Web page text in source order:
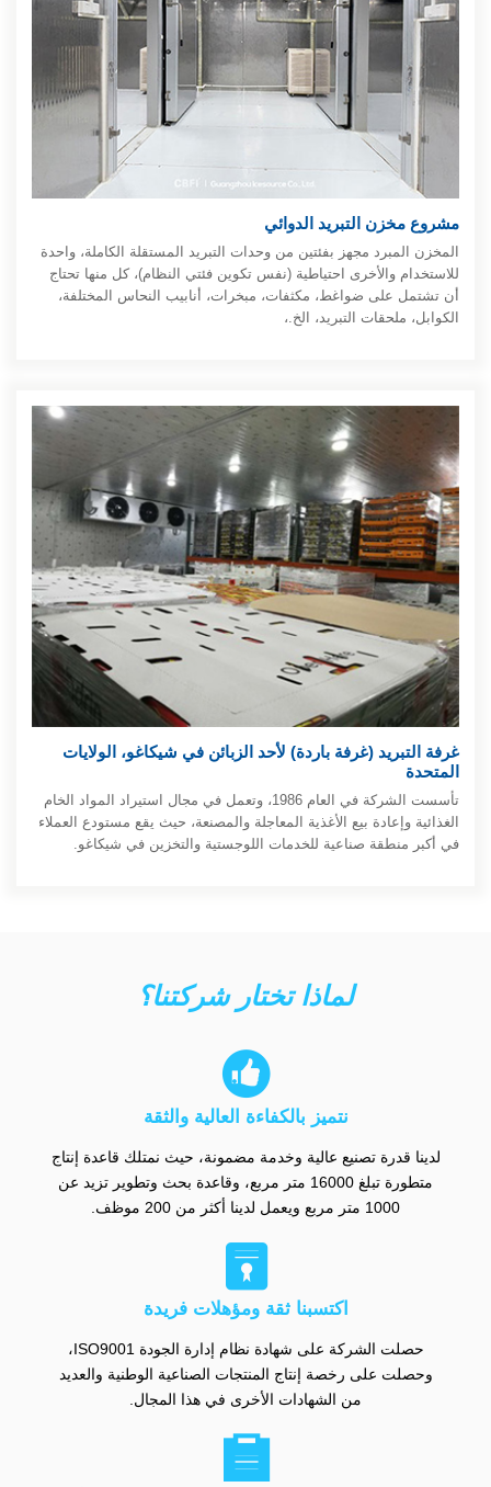
مشروع مخزن التبريد الدوائي
المخزن المبرد مجهز بفئتين من وحدات التبريد المستقلة الكاملة، واحدة
للاستخدام والأخرى احتياطية (نفس تكوين فئتي النظام)، كل منها تحتاج
أن تشتمل على ضواغط، مكثفات، مبخرات، أنابيب النحاس المختلفة،
الكوابل، ملحقات التبريد، الخ.،
غرفة التبريد (غرفة باردة) لأحد الزبائن في شيكاغو، الولايات
المتحدة
تأسست الشركة في العام 1986، وتعمل في مجال استيراد المواد الخام
الغذائية وإعادة بيع الأغذية المعاجلة والمصنعة، حيث يقع مستودع العملاء
في أكبر منطقة صناعية للخدمات اللوجستية والتخزين في شيكاغو.
لماذا تختار شركتنا؟

نتميز بالكفاءة العالية والثقة
لدينا قدرة تصنيع عالية وخدمة مضمونة، حيث نمتلك قاعدة إنتاج
متطورة تبلغ 16000 متر مربع، وقاعدة بحث وتطوير تزيد عن
1000 متر مربع ويعمل لدينا أكثر من 200 موظف.

اكتسبنا ثقة ومؤهلات فريدة
حصلت الشركة على شهادة نظام إدارة الجودة ISO9001،
وحصلت على رخصة إنتاج المنتجات الصناعية الوطنية والعديد
من الشهادات الأخرى في هذا المجال.
